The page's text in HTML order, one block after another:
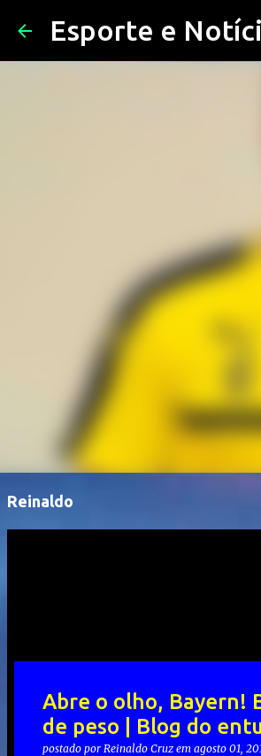
Esporte e
Reinaldo
Abre o olho, Bayern!
de peso | Blog do
postado por Reinaldo Cruz em agosto 01,